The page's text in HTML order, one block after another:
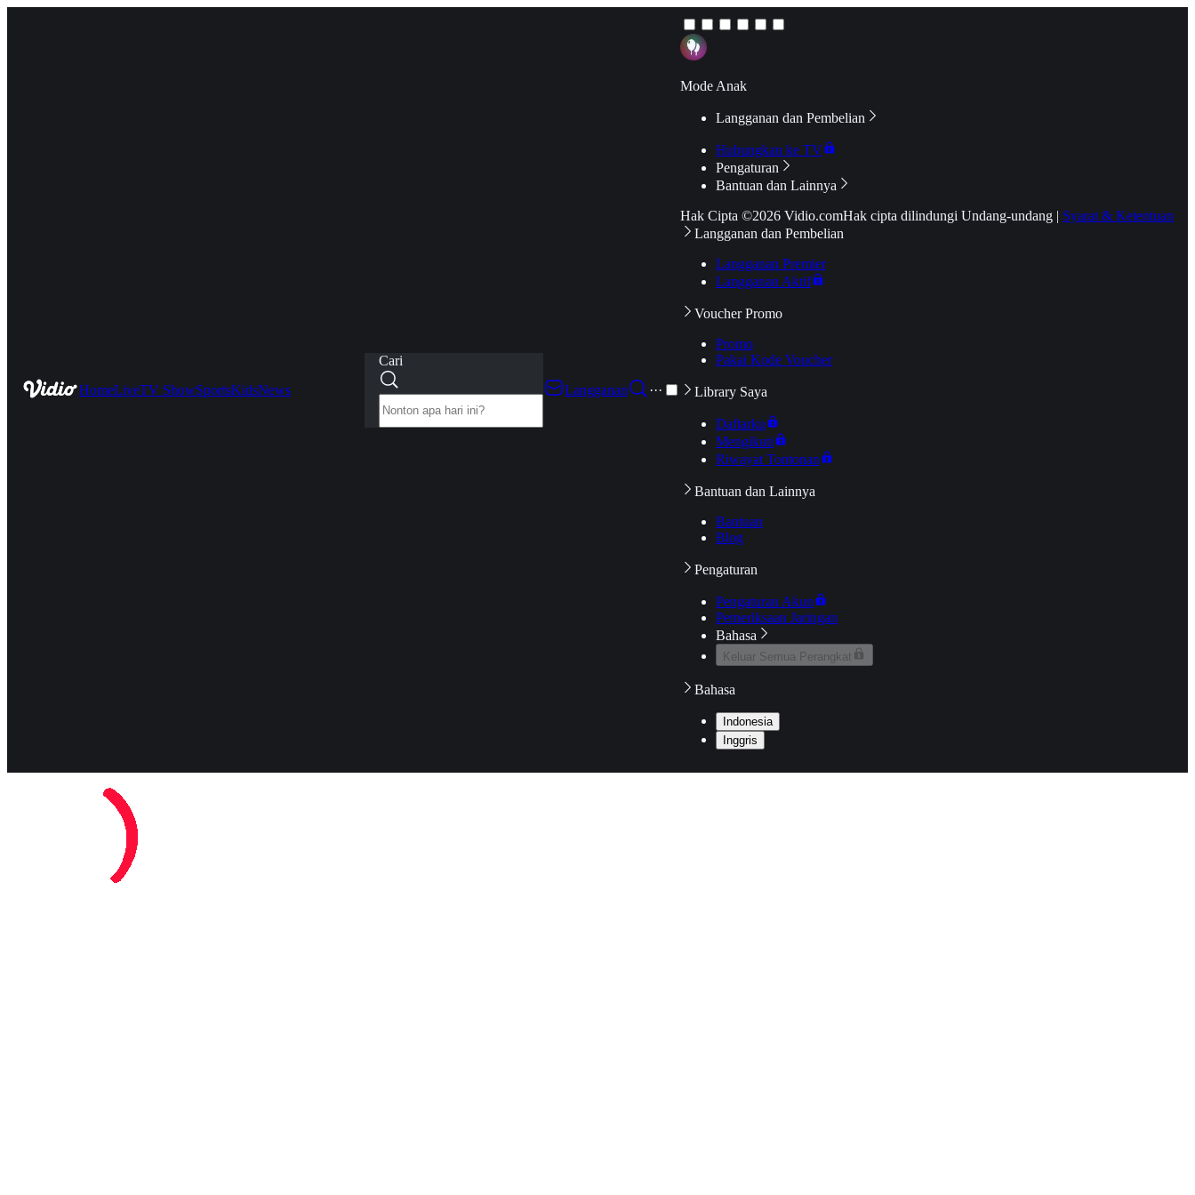
HomeLiveTV ShowSportsKidsNews
Cari
Langganan
···
Mode Anak
Langganan dan Pembelian
Hubungkan ke TV
Pengaturan
Bantuan dan Lainnya
Hak Cipta ©2026 Vidio.comHak cipta dilindungi Undang-undang | Syarat & Ketentuan
Langganan dan Pembelian
Langganan Premier
Langganan Aktif
Voucher Promo
Promo
Pakai Kode Voucher
Library Saya
Daftarku
Mengikuti
Riwayat Tontonan
Bantuan dan Lainnya
Bantuan
Blog
Pengaturan
Pengaturan Akun
Pemeriksaan Jaringan
Bahasa
Keluar Semua Perangkat
Bahasa
Indonesia
Inggris